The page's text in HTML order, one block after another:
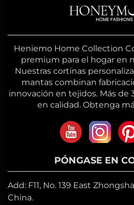
Heniemo Home Collection
premium para el hogar en
Nuestras cortinas
mantas combinan
innovación en tejidos. Más de
en calidad. Obtenga
PÓNGASE EN
Add: F11, No. 139 East
China.